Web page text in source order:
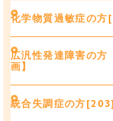
化学物質過敏症の方
広汎性発達障害の
画】
統合失調症の方